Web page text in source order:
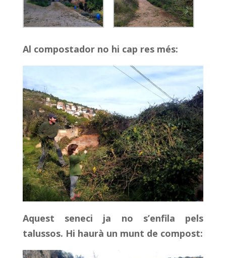
Al compostador no hi cap res més:
Aquest seneci ja no s’enfila pels
talussos. Hi haurà un munt de compost: